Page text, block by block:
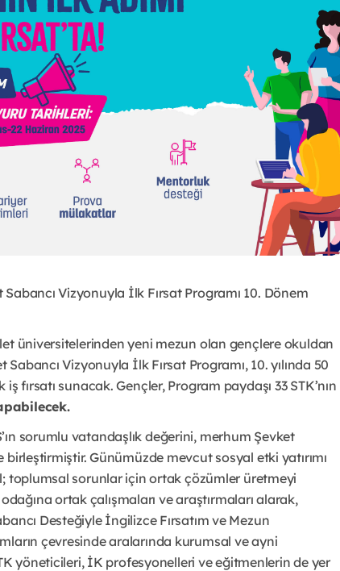
Vizyonuyla İlk Fırsat Programı 10. Dönem
üniversitelerinden yeni mezun olan gençlere okuldan
Vizyonuyla İlk Fırsat Programı, 10. yılında 50
fırsatı sunacak. Gençler, Program paydaşı 33 STK’nın
sorumlu vatandaşlık değerini, merhum Şevket
Günümüzde mevcut sosyal etki yatırımı
toplumsal sorunlar için ortak çözümler üretmeyi
ortak çalışmaları ve araştırmaları alarak,
Desteğiyle İngilizce Fırsatım ve Mezun
çevresinde aralarında kurumsal ve ayni
yöneticileri, İK profesyonelleri ve eğitmenlerin de yer